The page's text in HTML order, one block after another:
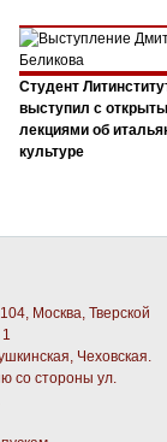
Студент
выступил с
лекциями об
культуре
Москва, Тверской
Чеховская.
со стороны ул.